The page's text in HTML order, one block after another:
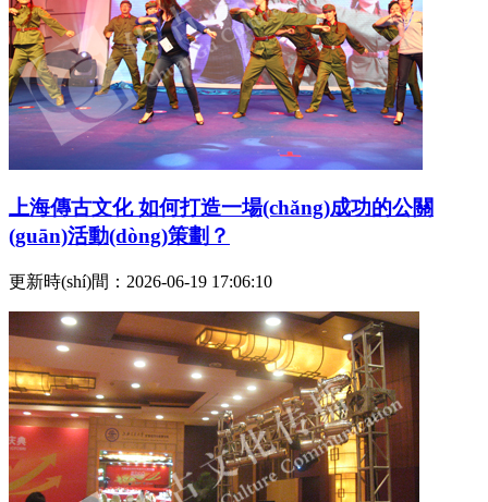
上海傳古文化 如何打造一場(chǎng)成功的公關
(guān)活動(dòng)策劃？
更新時(shí)間：2026-06-19 17:06:10